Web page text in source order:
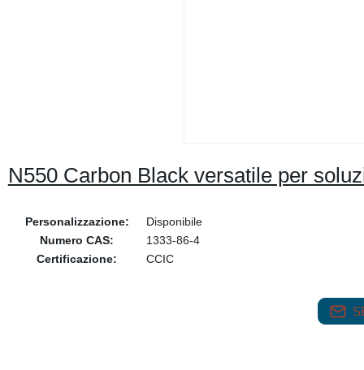
N550 Carbon Black versatile per
Personalizzazione:
Disponibile
Numero CAS:
1333-86-4
Certificazione:
CCIC